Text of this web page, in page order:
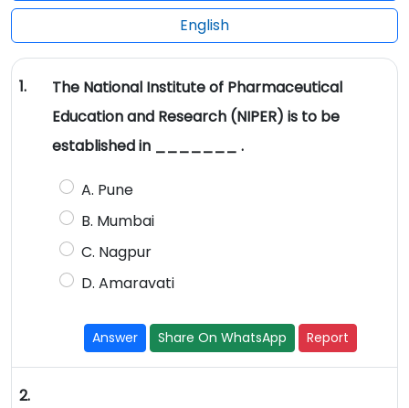
English
1.
The National Institute of Pharmaceutical
Education and Research (NIPER) is to be
established in _______ .
A. Pune
B. Mumbai
C. Nagpur
D. Amaravati
Answer Share On WhatsApp Report
2.